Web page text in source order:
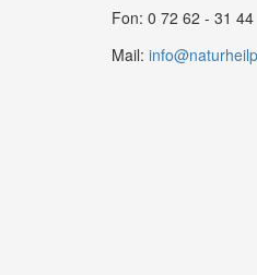
Fon: 0 72 62 - 31 44
Mail: